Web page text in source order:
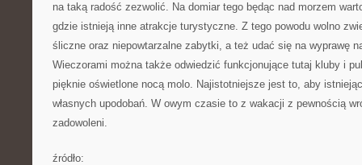
na taką radość zezwolić. Na domiar tego będąc nad morzem
gdzie istnieją inne atrakcje turystyczne. Z tego powodu wolno
śliczne oraz niepowtarzalne zabytki, a też udać się na wyprawę
Wieczorami można także odwiedzić funkcjonujące tutaj kluby i
pięknie oświetlone nocą molo. Najistotniejsze jest to, aby
własnych upodobań. W owym czasie to z wakacji z pewnością
zadowoleni.
źródło: